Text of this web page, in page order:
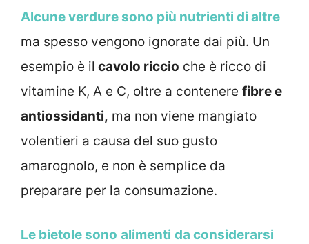
Alcune verdure sono più nutrienti di altre
ma spesso vengono ignorate dai più. Un
esempio è il cavolo riccio che è ricco di
vitamine K, A e C, oltre a contenere fibre e
antiossidanti, ma non viene mangiato
volentieri a causa del suo gusto
amarognolo, e non è semplice da
preparare per la consumazione.
Le bietole sono alimenti da considerarsi